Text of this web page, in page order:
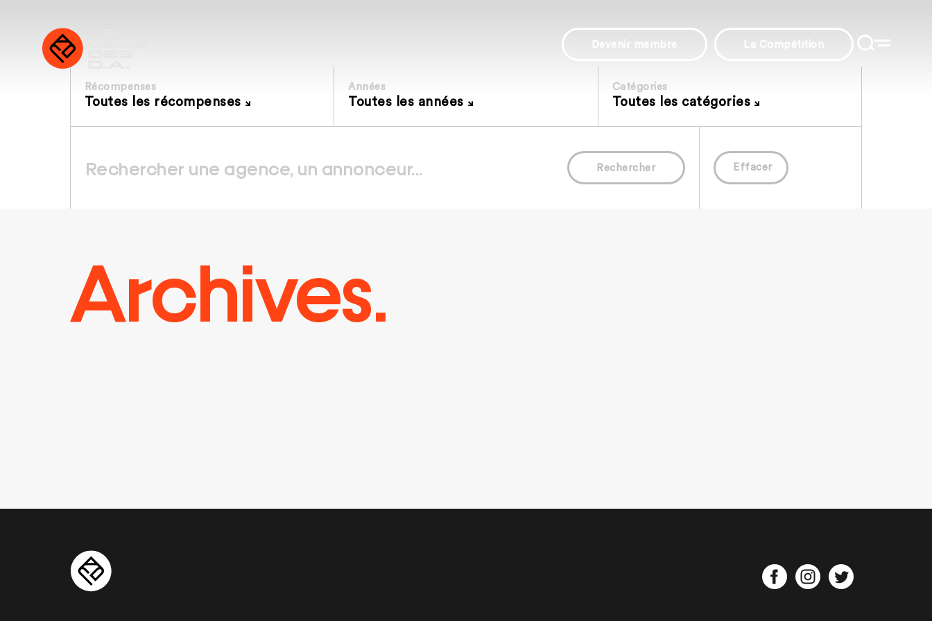
Devenir membre La Compétition
Récompenses
Toutes les récompenses
Années
Toutes les années
Catégories
Toutes les catégories
Rechercher Effacer
Archives.